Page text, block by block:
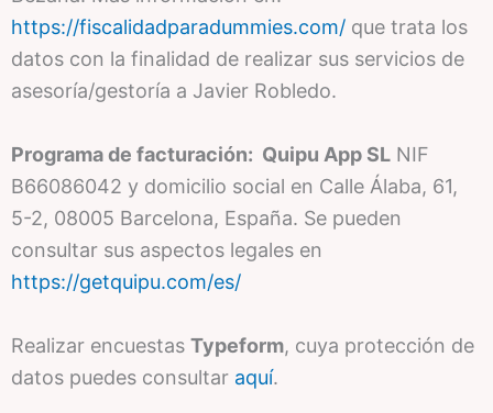
https://fiscalidadparadummies.com/ que trata los
datos con la finalidad de realizar sus servicios de
asesoría/gestoría a Javier Robledo.
Programa de facturación: Quipu App SL NIF
B66086042 y domicilio social en Calle Álaba, 61,
5-2, 08005 Barcelona, España. Se pueden
consultar sus aspectos legales en
https://getquipu.com/es/
Realizar encuestas Typeform, cuya protección de
datos puedes consultar aquí.